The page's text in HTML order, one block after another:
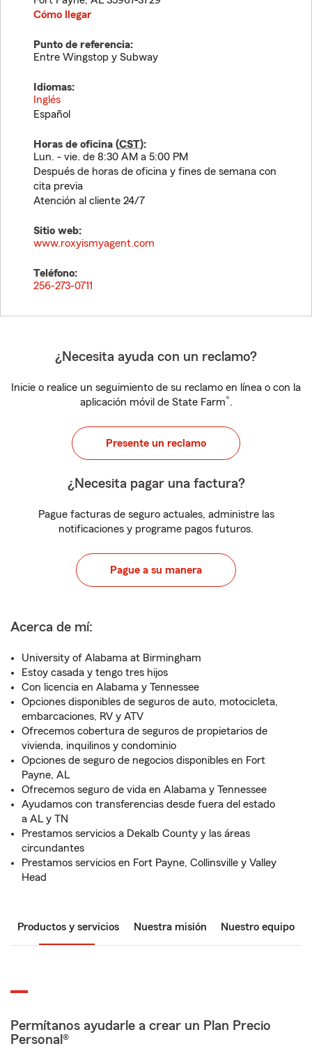
Cómo llegar
Punto de referencia:
Entre Wingstop y Subway
Idiomas:
Inglés
Español
Horas de oficina (CST):
Lun. - vie. de 8:30 AM a 5:00 PM
Después de horas de oficina y fines de semana con
cita previa
Atención al cliente 24/7
Sitio web:
www.roxyismyagent.com
Teléfono:
256-273-0711
¿Necesita ayuda con un reclamo?
Inicie o realice un seguimiento de su reclamo en línea o con la
aplicación móvil de State Farm®.
Presente un reclamo
¿Necesita pagar una factura?
Pague facturas de seguro actuales, administre las
notificaciones y programe pagos futuros.
Pague a su manera
Acerca de mí:
University of Alabama at Birmingham
Estoy casada y tengo tres hijos
Con licencia en Alabama y Tennessee
Opciones disponibles de seguros de auto, motocicleta,
embarcaciones, RV y ATV
Ofrecemos cobertura de seguros de propietarios de
vivienda, inquilinos y condominio
Opciones de seguro de negocios disponibles en Fort
Payne, AL
Ofrecemos seguro de vida en Alabama y Tennessee
Ayudamos con transferencias desde fuera del estado
a AL y TN
Prestamos servicios a Dekalb County y las áreas
circundantes
Prestamos servicios en Fort Payne, Collinsville y Valley
Head
Productos y servicios Nuestra misión Nuestro equipo
Permítanos ayudarle a crear un Plan Precio
Personal®